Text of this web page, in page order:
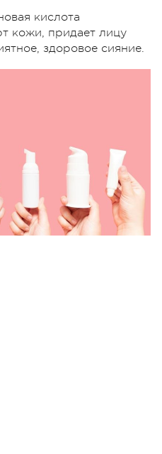
кислота
кожи, придает лицу
здоровое сияние.